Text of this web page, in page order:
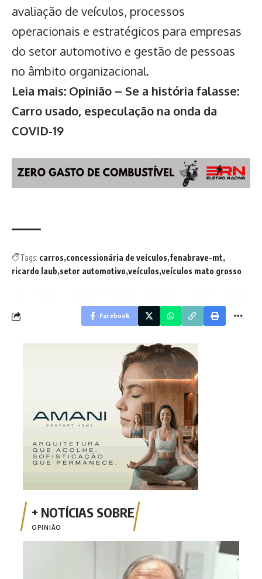
avaliação de veículos, processos
operacionais e estratégicos para empresas
do setor automotivo e gestão de pessoas
no âmbito organizacional.
Leia mais: Opinião – Se a história falasse:
Carro usado, especulação na onda da
COVID-19
Tags: carros concessionária de veículos fenabrave-mt
ricardo laub setor automotivo veículos veículos mato grosso
Facebook
OPINIÃO